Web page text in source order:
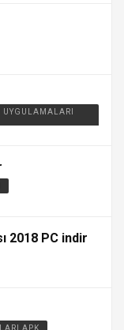
2018 PC indir
APK